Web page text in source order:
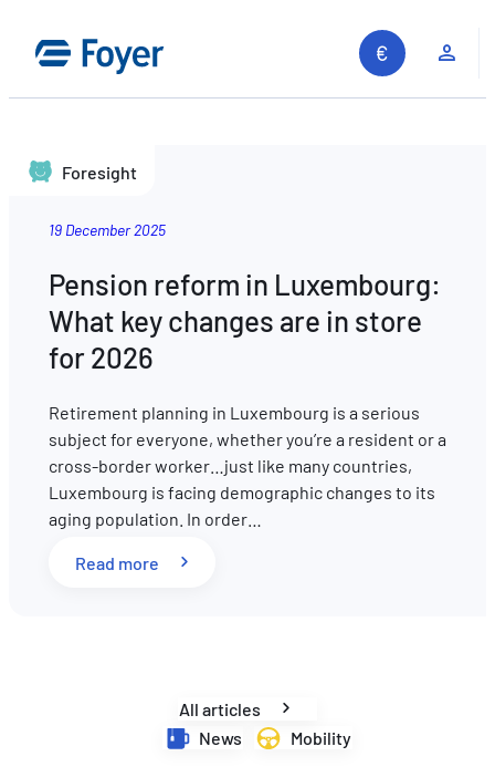
Search site
Foresight
19 December 2025
Pension reform in Luxembourg:
What key changes are in store
for 2026
Retirement planning in Luxembourg is a serious
subject for everyone, whether you’re a resident or a
cross-border worker…just like many countries,
Luxembourg is facing demographic changes to its
aging population. In order…
Read more : Pension reform in Luxembourg: What
All articles
News
Mobility